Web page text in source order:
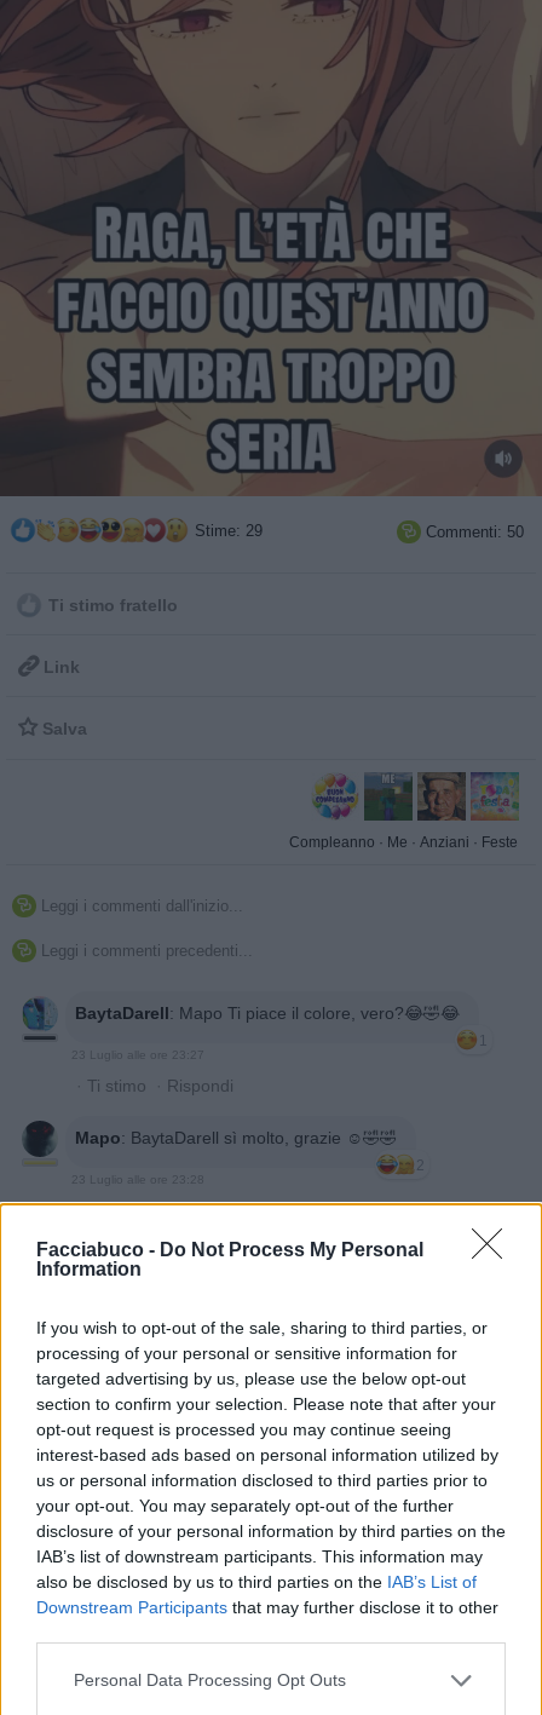
Facciabuco - Do Not Process My Personal
Information
If you wish to opt-out of the sale, sharing to third parties, or
processing of your personal or sensitive information for
targeted advertising by us, please use the below opt-out
section to confirm your selection. Please note that after your
opt-out request is processed you may continue seeing
interest-based ads based on personal information utilized by
us or personal information disclosed to third parties prior to
your opt-out. You may separately opt-out of the further
disclosure of your personal information by third parties on the
IAB’s list of downstream participants. This information may
also be disclosed by us to third parties on the IAB’s List of
Downstream Participants that may further disclose it to other
Personal Data Processing Opt Outs
Stime: 29  Commenti: 50
Ti stimo fratello
 Link
 Salva
Compleanno · Me · Anziani · Feste
 Leggi i commenti dall'inizio...
 Leggi i commenti precedenti...
BaytaDarell: Mapo Ti piace il colore, vero?😂🤣😂
1
23 Luglio alle ore 23:27
· Ti stimo · Rispondi
Mapo: BaytaDarell sì molto, grazie ☺️🤣🤣
2
·Ti stimo·Rispondi
BaytaDarell:Mapo Pas de quoi. Pas de deux... Pas
23 Luglio alle ore 23:29
·Ti stimo·Rispondi
isabel:Mapo buongiorno colorato😚😁
1
24 Luglio alle ore 07:59
·Ti stimo ·Rispondi
Celeste :Bonjour
1
24 Luglio alle ore 08:25
·Ti stimo·Rispondi